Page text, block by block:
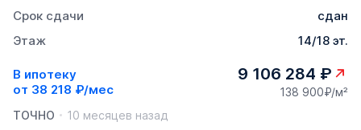
Срок сдачи
сдан
Этаж
14/18 эт.
В ипотеку
от 38 218 ₽/мес
9 106 284 ₽
138 900₽/м²
ТОЧНО
10 месяцев назад